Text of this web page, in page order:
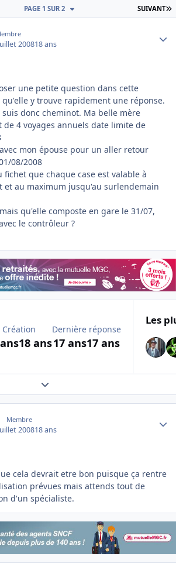
SUIVANT
PAGE 1 SUR 2
200818 ans
une petite question dans cette
y trouve rapidement une réponse.
donc cheminot. Ma belle mère
4 voyages annuels date limite de
mon épouse pour un aller retour
08/2008
fichet que chaque case est valable à
au maximum jusqu'au surlendemain
qu'elle composte en gare le 31/07,
le contrôleur ?
Création
18 ans
Dernière réponse
17 ans17 ans
Les
Expand topic overview
Membre
200818 ans
cela devrait etre bon puisque ça rentre
prévues mais attends tout de
d'un spécialiste.